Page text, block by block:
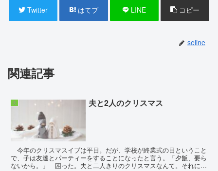
Twitter はてブ LINE コピー
seline
関連記事
夫 夫と2人のクリスマス
今年のクリスマスイブは平日。だが、学校が終業式の日ということ
で、子は友達とパーティーをすることになったと言う。「夕飯、要ら
ないから。」 困った。夫と二人きりのクリスマスなんて。それに、